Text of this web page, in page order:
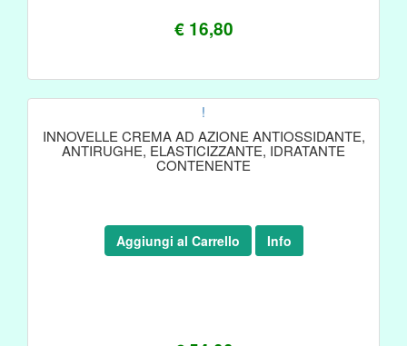
€ 16,80
!
INNOVELLE CREMA AD AZIONE ANTIOSSIDANTE,
ANTIRUGHE, ELASTICIZZANTE, IDRATANTE
CONTENENTE
Aggiungi al Carrello Info